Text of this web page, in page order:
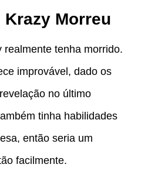
Krazy Morreu
realmente tenha morrido.
improvável, dado os
no último
tinha habilidades
então seria um
facilmente.